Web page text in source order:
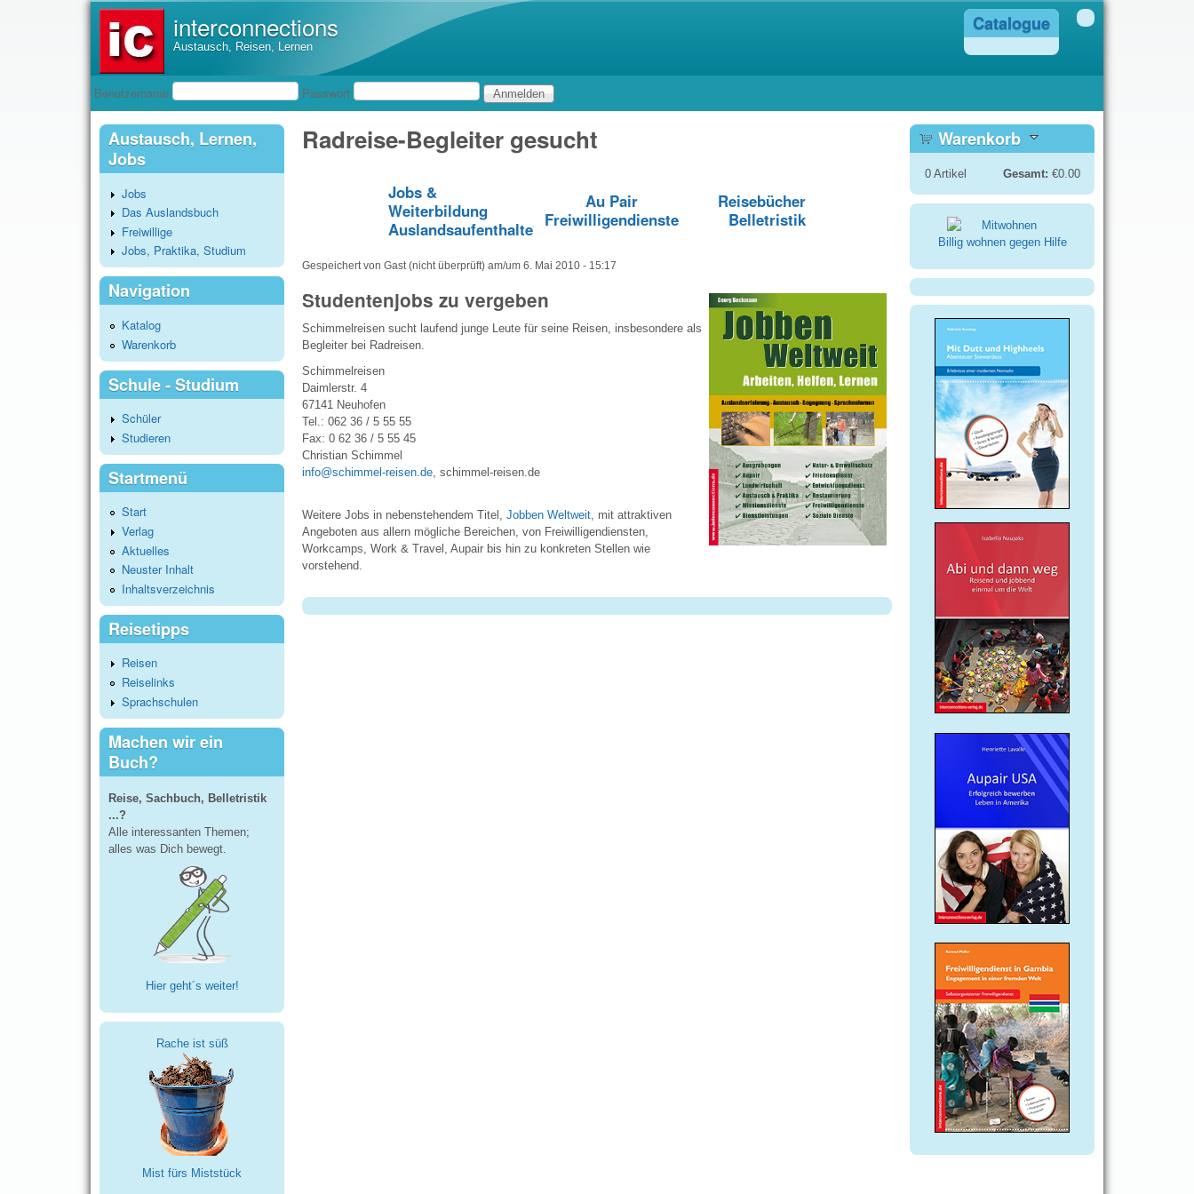
interconnections
Austausch, Reisen, Lernen
Catalogue
Benutzeranmeldung
Benutzername Passwort
Radreise-Begleiter gesucht
Jobs &
Weiterbildung
Auslandsaufenthalte
Au Pair
Freiwilligendienste
Reisebücher
Belletristik
Gespeichert von Gast (nicht überprüft) am/um 6. Mai 2010 - 15:17
Studentenjobs zu vergeben
Schimmelreisen sucht laufend junge Leute für seine Reisen, insbesondere als
Begleiter bei Radreisen.
Schimmelreisen
Daimlerstr. 4
67141 Neuhofen
Tel.: 062 36 / 5 55 55
Fax: 0 62 36 / 5 55 45
Christian Schimmel
info@schimmel-reisen.de , schimmel-reisen.de
Weitere Jobs in nebenstehendem Titel, Jobben Weltweit, mit attraktiven
Angeboten aus allern mögliche Bereichen, von Freiwilligendiensten,
Workcamps, Work & Travel, Aupair bis hin zu konkreten Stellen wie
vorstehend.
Austausch, Lernen,
Jobs
Jobs
Das Auslandsbuch
Freiwillige
Jobs, Praktika, Studium
Navigation
Katalog
Warenkorb
Schule - Studium
Schüler
Studieren
Startmenü
Start
Verlag
Aktuelles
Neuster Inhalt
Inhaltsverzeichnis
Reisetipps
Reisen
Reiselinks
Sprachschulen
Machen wir ein
Buch?
Reise, Sachbuch, Belletristik
...?
Alle interessanten Themen;
alles was Dich bewegt.
Hier geht´s weiter!
Rache ist süß
Mist fürs Miststück
Warenkorb
0Artikel Gesamt: €0.00
Billig wohnen gegen Hilfe